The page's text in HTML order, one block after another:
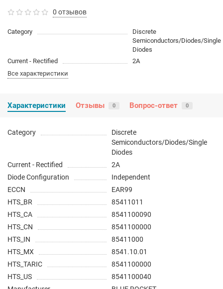
0 отзывов
Category
Discrete
Semiconductors/Diodes/Single
Diodes
Current - Rectified
2A
Все характеристики
Характеристики Отзывы 0 Вопрос-ответ 0
Category
Discrete
Semiconductors/Diodes/Single
Diodes
Current - Rectified
2A
Diode Configuration
Independent
ECCN
EAR99
HTS_BR
85411011
HTS_CA
8541100090
HTS_CN
8541100000
HTS_IN
85411000
HTS_MX
8541.10.01
HTS_TARIC
8541100000
HTS_US
8541100040